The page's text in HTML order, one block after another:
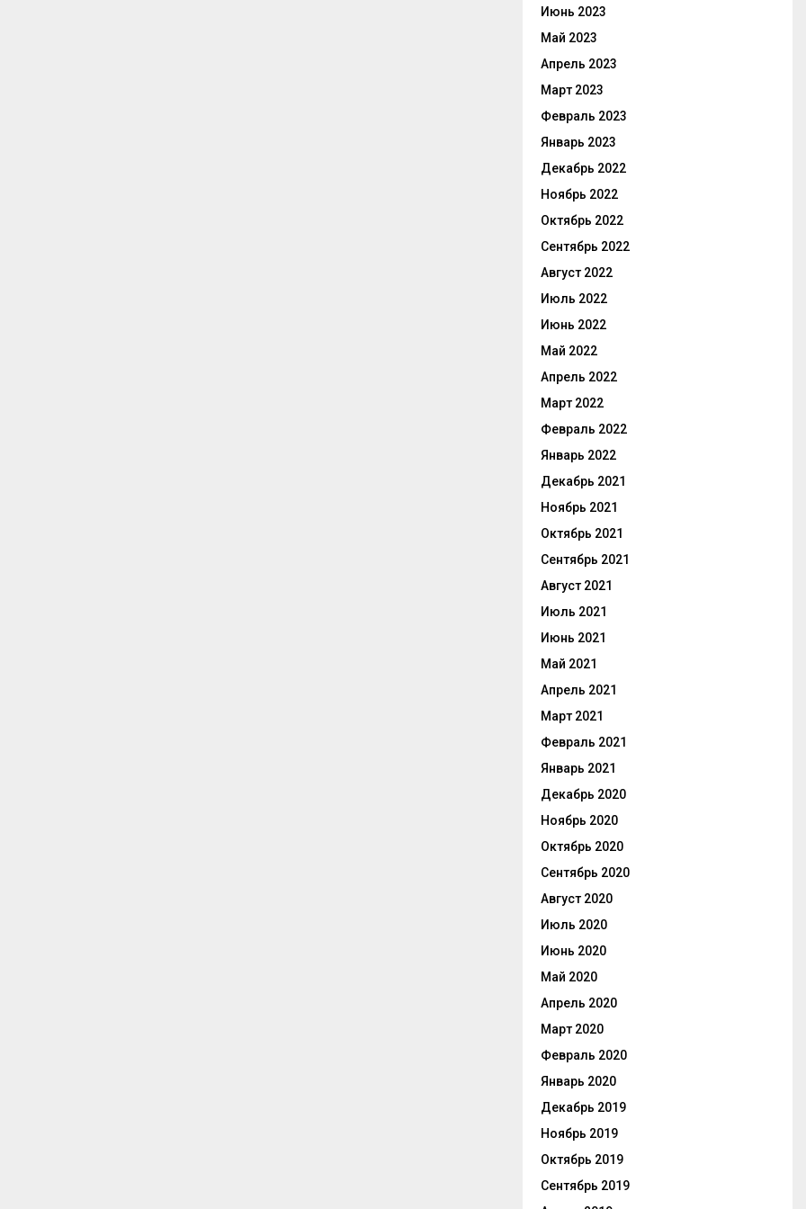
Июнь 2023
Май 2023
Апрель 2023
Март 2023
Февраль 2023
Январь 2023
Декабрь 2022
Ноябрь 2022
Октябрь 2022
Сентябрь 2022
Август 2022
Июль 2022
Июнь 2022
Май 2022
Апрель 2022
Март 2022
Февраль 2022
Январь 2022
Декабрь 2021
Ноябрь 2021
Октябрь 2021
Сентябрь 2021
Август 2021
Июль 2021
Июнь 2021
Май 2021
Апрель 2021
Март 2021
Февраль 2021
Январь 2021
Декабрь 2020
Ноябрь 2020
Октябрь 2020
Сентябрь 2020
Август 2020
Июль 2020
Июнь 2020
Май 2020
Апрель 2020
Март 2020
Февраль 2020
Январь 2020
Декабрь 2019
Ноябрь 2019
Октябрь 2019
Сентябрь 2019